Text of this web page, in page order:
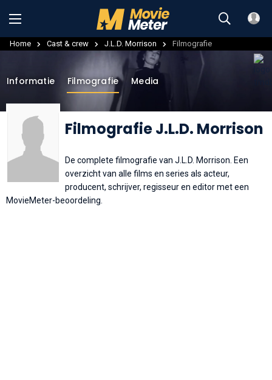
Home Cast & crew J.L.D. Morrison Filmografie
Filmografie J.L.D. Morrison
Informatie Filmografie Media
De complete filmografie van J.L.D. Morrison. Een
overzicht van alle films en series als acteur,
producent, schrijver, regisseur en editor met een
MovieMeter-beoordeling.